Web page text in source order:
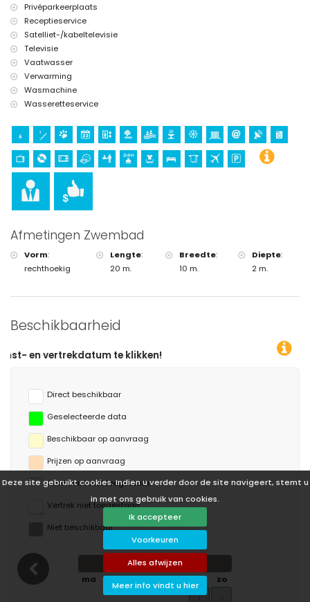
Deze site gebruikt cookies. Indien u verder door de site navigeert, stemt u
in met ons gebruik van cookies.
Ik accepteer
Voorkeuren
Alles afwijzen
Meer info vindt u hier
Privéparkeerplaats
Receptieservice
Satelliet-/kabeltelevisie
Televisie
Vaatwasser
Verwarming
Wasmachine
Wasseretteservice
Afmetingen Zwembad
Vorm:
rechthoekig
Lengte:
20 m.
Breedte:
10 m.
Diepte:
2 m.
Beschikbaarheid
Direct beschikbaar
Geselecteerde data
Beschikbaar op aanvraag
Prijzen op aanvraag
Aankomst niet toegestaan
Vertrek niet toegestaan
Niet beschikbaar
augustus 2026
ma
di wo do vr za
zo
1